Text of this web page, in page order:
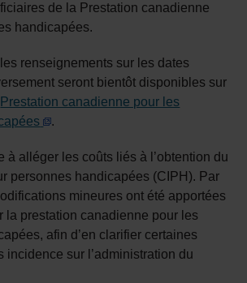
de la Prestation canadienne
handicapées.
renseignements sur les dates
seront bientôt disponibles sur
Prestation canadienne pour les
.
à alléger les coûts liés à l’obtention du
personnes handicapées (CIPH). Par
mineures ont été apportées
la prestation canadienne pour les
afin d’en clarifier certaines
incidence sur l’administration du